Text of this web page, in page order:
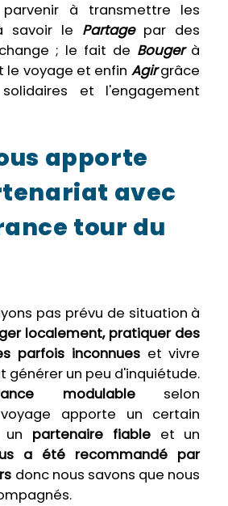
parvenir à transmettre les
savoir le Partagepar des
; le fait de Bougerà
le voyage et enfin Agirgrâce
et l'engagement
apporte
avec
tour du
pas prévu de situation à
localement, pratiquer des
parfois inconnueset vivre
générer un peu d'inquiétude.
modulableselon
apporte un certain
un partenaire fiableet un
a été recommandé par
donc nous savons que nous